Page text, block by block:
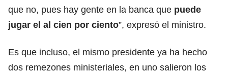
que no, pues hay gente en la banca que puede
jugar el al cien por ciento”, expresó el ministro.
Es que incluso, el mismo presidente ya ha hecho
dos remezones ministeriales, en uno salieron los